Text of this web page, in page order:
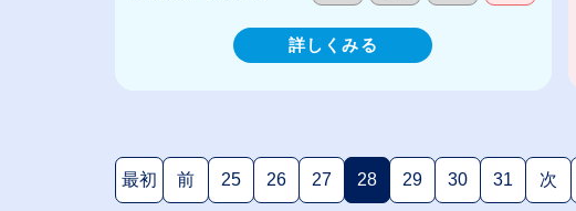
詳しくみる
最初 前 25 26 27 28(現在のページ)
29 30 31 次